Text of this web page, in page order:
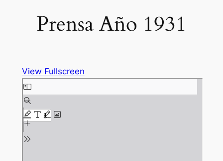
Prensa Año 1931
View Fullscreen
Saltar
al
contenido
del
PDF